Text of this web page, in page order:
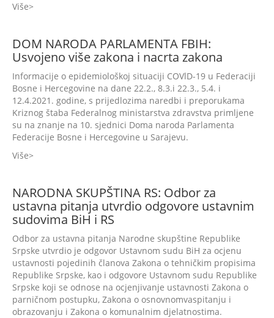
Više
DOM NARODA PARLAMENTA FBIH:
Usvojeno više zakona i nacrta zakona
Informacije o epidemiološkoj situaciji COVlD-19 u Federaciji
Bosne i Hercegovine na dane 22.2., 8.3.i 22.3., 5.4. i
12.4.2021. godine, s prijedlozima naredbi i preporukama
Kriznog štaba Federalnog ministarstva zdravstva primljene
su na znanje na 10. sjednici Doma naroda Parlamenta
Federacije Bosne i Hercegovine u Sarajevu.
Više
NARODNA SKUPŠTINA RS: Odbor za
ustavna pitanja utvrdio odgovore ustavnim
sudovima BiH i RS
Odbor za ustavna pitanja Narodne skupštine Republike
Srpske utvrdio je odgovor Ustavnom sudu BiH za ocjenu
ustavnosti pojedinih članova Zakona o tehničkim propisima
Republike Srpske, kao i odgovore Ustavnom sudu Republike
Srpske koji se odnose na ocjenjivanje ustavnosti Zakona o
parničnom postupku, Zakona o osnovnomvaspitanju i
obrazovanju i Zakona o komunalnim djelatnostima.